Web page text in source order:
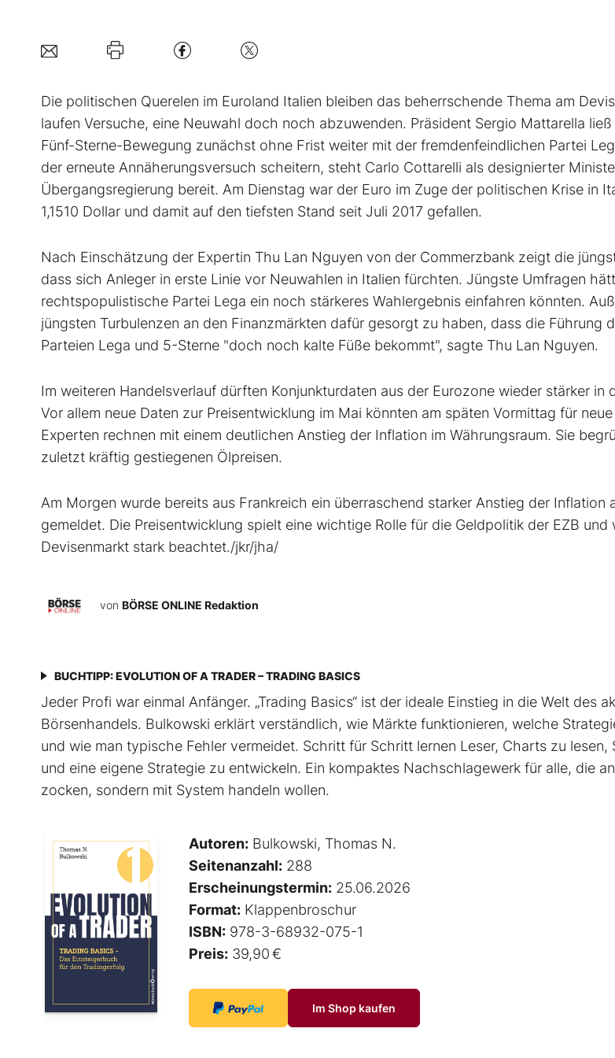
Die politischen Querelen im Euroland Italien bleiben das beherrschende Thema am
laufen Versuche, eine Neuwahl doch noch abzuwenden. Präsident Sergio Mattarella
Fünf-Sterne-Bewegung zunächst ohne Frist weiter mit der fremdenfeindlichen Partei
der erneute Annäherungsversuch scheitern, steht Carlo Cottarelli als designierter
Übergangsregierung bereit. Am Dienstag war der Euro im Zuge der politischen Krise in
1,1510 Dollar und damit auf den tiefsten Stand seit Juli 2017 gefallen.
Nach Einschätzung der Expertin Thu Lan Nguyen von der Commerzbank zeigt die
dass sich Anleger in erste Linie vor Neuwahlen in Italien fürchten. Jüngste Umfragen
rechtspopulistische Partei Lega ein noch stärkeres Wahlergebnis einfahren könnten.
jüngsten Turbulenzen an den Finanzmärkten dafür gesorgt zu haben, dass die Führung
Parteien Lega und 5-Sterne "doch noch kalte Füße bekommt", sagte Thu Lan Nguyen.
Im weiteren Handelsverlauf dürften Konjunkturdaten aus der Eurozone wieder stärker in
Vor allem neue Daten zur Preisentwicklung im Mai könnten am späten Vormittag für
Experten rechnen mit einem deutlichen Anstieg der Inflation im Währungsraum. Sie
zuletzt kräftig gestiegenen Ölpreisen.
Am Morgen wurde bereits aus Frankreich ein überraschend starker Anstieg der Inflation
gemeldet. Die Preisentwicklung spielt eine wichtige Rolle für die Geldpolitik der EZB und
Devisenmarkt stark beachtet./jkr/jha/
von BÖRSE ONLINE Redaktion
BUCHTIPP: EVOLUTION OF A TRADER – TRADING BASICS
Jeder Profi war einmal Anfänger. „Trading Basics“ ist der ideale Einstieg in die Welt des
Börsenhandels. Bulkowski erklärt verständlich, wie Märkte funktionieren, welche
und wie man typische Fehler vermeidet. Schritt für Schritt lernen Leser, Charts zu lesen,
und eine eigene Strategie zu entwickeln. Ein kompaktes Nachschlagewerk für alle, die
zocken, sondern mit System handeln wollen.
Autoren: Bulkowski, Thomas N.
Seitenanzahl: 288
Erscheinungstermin: 25.06.2026
Format: Klappenbroschur
ISBN: 978-3-68932-075-1
Preis: 39,90 €
Im Shop kaufen